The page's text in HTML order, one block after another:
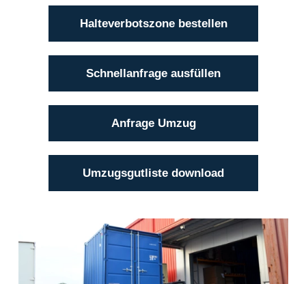
Halteverbotszone bestellen
Schnellanfrage ausfüllen
Anfrage Umzug
Umzugsgutliste download